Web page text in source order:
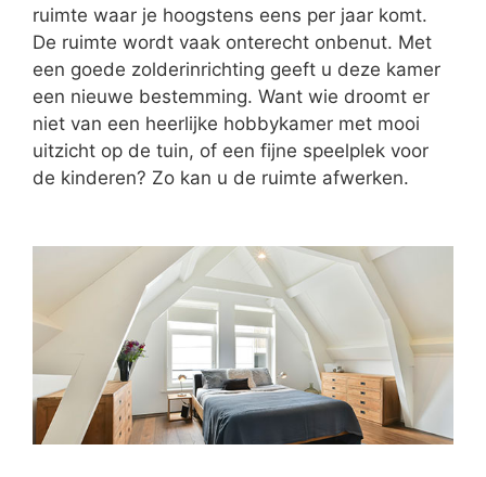
ruimte waar je hoogstens eens per jaar komt.
De ruimte wordt vaak onterecht onbenut. Met
een goede zolderinrichting geeft u deze kamer
een nieuwe bestemming. Want wie droomt er
niet van een heerlijke hobbykamer met mooi
uitzicht op de tuin, of een fijne speelplek voor
de kinderen? Zo kan u de ruimte afwerken.